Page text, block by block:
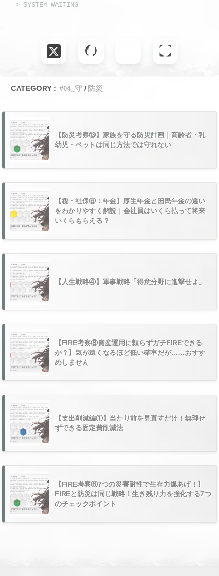
> SYSTEM WAITING
CATEGORY : #04_守 防災
【防災考察⑬】家族を守る防災計画｜高齢者・乳
幼児・ペットは同じ方法では守れない
【税・社保⑥：年金】厚生年金と国民年金の違い
をわかりやすく解説｜会社員はいくら払って将来
いくらもらえる？
【人生戦略④】軍事戦略「得意分野に進撃せよ」
【FIRE考察⑧資産運用に頼らずガチFIREできる
か？】気が遠くなるほど低い確率だが……おすす
めしません
【支出削減編①】当たり前を見直すだけ！無理せ
ずできる固定費削減法
【FIRE考察⑥7つの災害耐性で生存力爆あげ！】
FIREと防災は同じ戦略！生き残り力を強化する7つ
のチェックポイント